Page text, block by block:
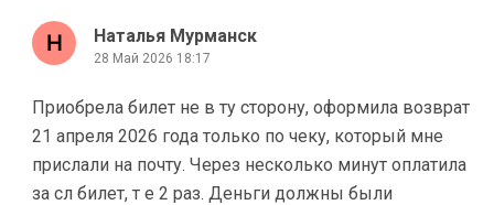
Наталья Мурманск
28 Май 2026 18:17
Приобрела билет не в ту сторону, оформила возврат
21 апреля 2026 года только по чеку, который мне
прислали на почту. Через несколько минут оплатила
за сл билет, т е 2 раз. Деньги должны были